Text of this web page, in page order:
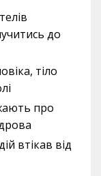
до
тіло
про
втікав від